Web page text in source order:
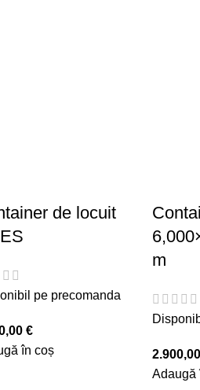
de locuit
pe precomanda
€
în coș
m
Adaugă